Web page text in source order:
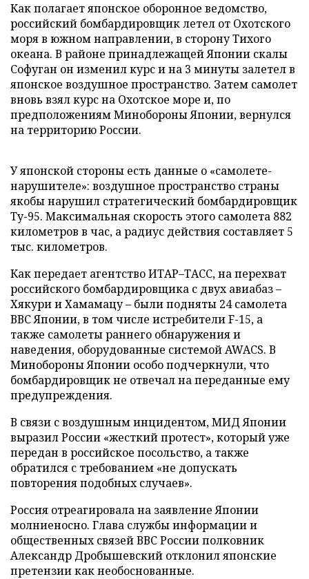
Как полагает японское оборонное ведомство,
российский бомбардировщик летел от Охотского
моря в южном направлении, в сторону Тихого
океана. В районе принадлежащей Японии скалы
Софуган он изменил курс и на 3 минуты залетел в
японское воздушное пространство. Затем самолет
вновь взял курс на Охотское море и, по
предположениям Минобороны Японии, вернулся
на территорию России.
У японской стороны есть данные о «самолете-
нарушителе»: воздушное пространство страны
якобы нарушил стратегический бомбардировщик
Ту-95. Максимальная скорость этого самолета 882
километров в час, а радиус действия составляет 5
тыс. километров.
Как передает агентство ИТАР–ТАСС, на перехват
российского бомбардировщика с двух авиабаз –
Хякури и Хамамацу – были подняты 24 самолета
ВВС Японии, в том числе истребители F-15, а
также самолеты раннего обнаружения и
наведения, оборудованные системой AWACS. В
Минобороны Японии особо подчеркнули, что
бомбардировщик не отвечал на переданные ему
предупреждения.
В связи с воздушным инцидентом, МИД Японии
выразил России «жесткий протест», который уже
передан в российское посольство, а также
обратился с требованием «не допускать
повторения подобных случаев».
Россия отреагировала на заявление Японии
молниеносно. Глава службы информации и
общественных связей ВВС России полковник
Александр Дробышевский отклонил японские
претензии как необоснованные.